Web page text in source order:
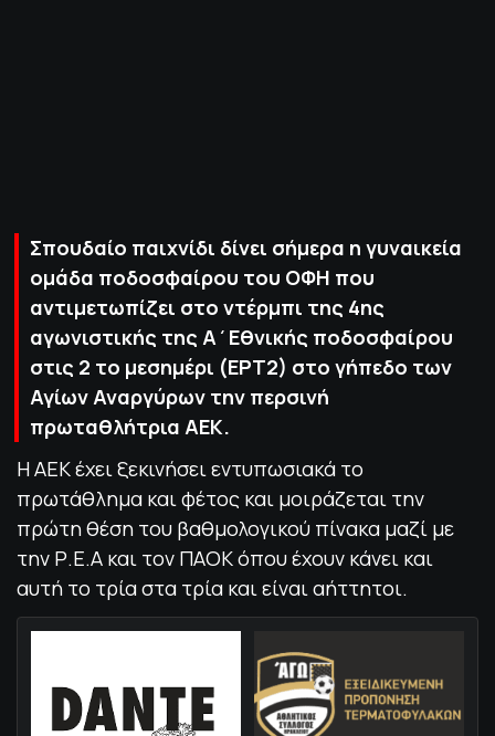
Σπουδαίο παιχνίδι δίνει σήμερα η γυναικεία
ομάδα ποδοσφαίρου του ΟΦΗ που
αντιμετωπίζει στο ντέρμπι της 4ης
αγωνιστικής της Α΄Εθνικής ποδοσφαίρου
στις 2 το μεσημέρι (ΕΡΤ2) στο γήπεδο των
Αγίων Αναργύρων την περσινή
πρωταθλήτρια ΑΕΚ.
Η ΑΕΚ έχει ξεκινήσει εντυπωσιακά το
πρωτάθλημα και φέτος και μοιράζεται την
πρώτη θέση του βαθμολογικού πίνακα μαζί με
την Ρ.Ε.Α και τον ΠΑΟΚ όπου έχουν κάνει και
αυτή το τρία στα τρία και είναι αήττητοι.